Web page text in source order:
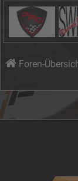
Foren-